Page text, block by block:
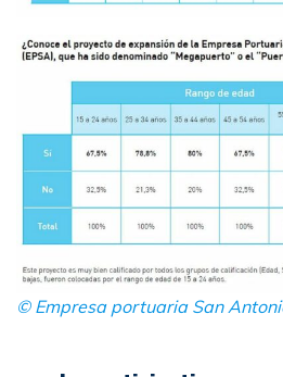
© Empresa portuaria San